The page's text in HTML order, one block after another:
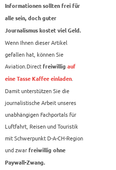
Informationen sollten frei für
alle sein, doch guter
Journalismus kostet viel Geld.
Wenn Ihnen dieser Artikel
gefallen hat, können Sie
Aviation.Direct freiwillig auf
eine Tasse Kaffee einladen.
Damit unterstützen Sie die
journalistische Arbeit unseres
unabhängigen Fachportals für
Luftfahrt, Reisen und Touristik
mit Schwerpunkt D-A-CH-Region
und zwar freiwillig ohne
Paywall-Zwang.